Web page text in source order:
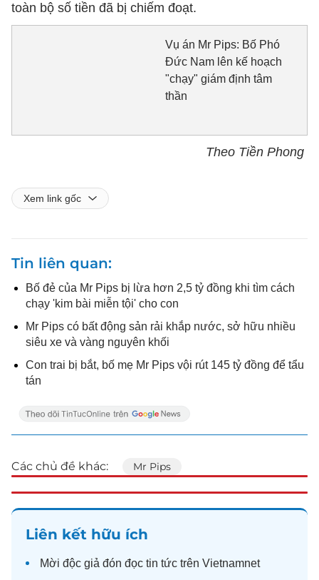
toàn bộ số tiền đã bị chiếm đoạt.
Vụ án Mr Pips: Bố Phó
Đức Nam lên kế hoạch
"chạy" giám định tâm
thần
Theo Tiền Phong
Xem link gốc
Tin liên quan
Bố đẻ của Mr Pips bị lừa hơn 2,5 tỷ đồng khi tìm cách
chạy 'kim bài miễn tội' cho con
Mr Pips có bất động sản rải khắp nước, sở hữu nhiều
siêu xe và vàng nguyên khối
Con trai bị bắt, bố mẹ Mr Pips vội rút 145 tỷ đồng để tẩu
tán
Các chủ đề khác: Mr Pips
Liên kết hữu ích
Mời độc giả đón đọc tin tức trên Vietnamnet